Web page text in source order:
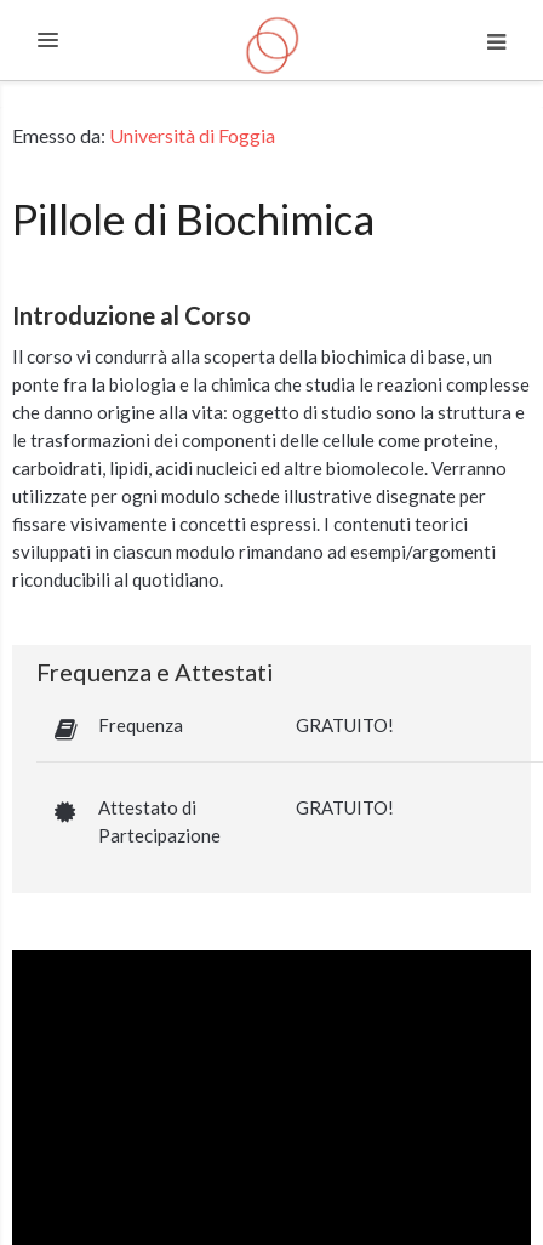
Espandi
Emesso da: Università di Foggia
Pillole di Biochimica
Introduzione al Corso
Il corso vi condurrà alla scoperta della biochimica di base, un
ponte fra la biologia e la chimica che studia le reazioni complesse
che danno origine alla vita: oggetto di studio sono la struttura e
le trasformazioni dei componenti delle cellule come proteine,
carboidrati, lipidi, acidi nucleici ed altre biomolecole. Verranno
utilizzate per ogni modulo schede illustrative disegnate per
fissare visivamente i concetti espressi. I contenuti teorici
sviluppati in ciascun modulo rimandano ad esempi/argomenti
riconducibili al quotidiano.
Frequenza e Attestati
Frequenza GRATUITO!
Attestato di
Partecipazione
GRATUITO!